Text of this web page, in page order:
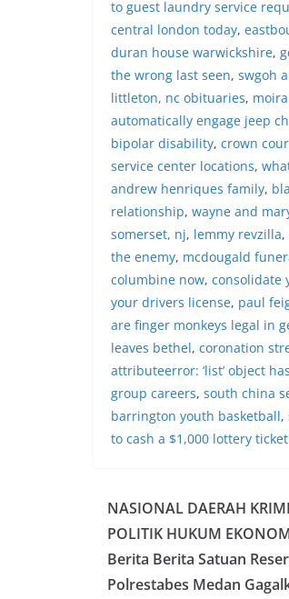
to guest laundry service
central london today,
duran house warwickshire,
the wrong last seen, swgoh
littleton, nc obituaries,
automatically engage jeep
bipolar disability, crown
service center locations,
andrew henriques family,
relationship, wayne and
somerset, nj, lemmy revzilla,
the enemy, mcdougald
columbine now, consolidate
your drivers license, paul
are finger monkeys legal in
leaves bethel, coronation
attributeerror: ‘list’ object
group careers, south china
barrington youth basketball,
to cash a $1,000 lottery
NASIONAL DAERAH
POLITIK HUKUM
Berita Berita Satuan
Polrestabes Medan